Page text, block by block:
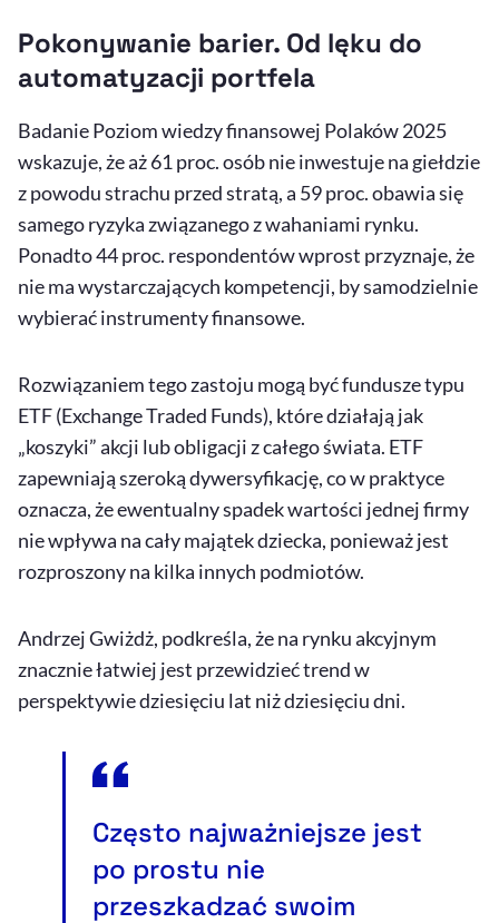
Pokonywanie barier. Od lęku do
automatyzacji portfela
Badanie Poziom wiedzy finansowej Polaków 2025
wskazuje, że aż 61 proc. osób nie inwestuje na giełdzie
z powodu strachu przed stratą, a 59 proc. obawia się
samego ryzyka związanego z wahaniami rynku.
Ponadto 44 proc. respondentów wprost przyznaje, że
nie ma wystarczających kompetencji, by samodzielnie
wybierać instrumenty finansowe.
Rozwiązaniem tego zastoju mogą być fundusze typu
ETF (Exchange Traded Funds), które działają jak
„koszyki” akcji lub obligacji z całego świata. ETF
zapewniają szeroką dywersyfikację, co w praktyce
oznacza, że ewentualny spadek wartości jednej firmy
nie wpływa na cały majątek dziecka, ponieważ jest
rozproszony na kilka innych podmiotów.
Andrzej Gwiżdż, podkreśla, że na rynku akcyjnym
znacznie łatwiej jest przewidzieć trend w
perspektywie dziesięciu lat niż dziesięciu dni.
Często najważniejsze jest
po prostu nie
przeszkadzać swoim